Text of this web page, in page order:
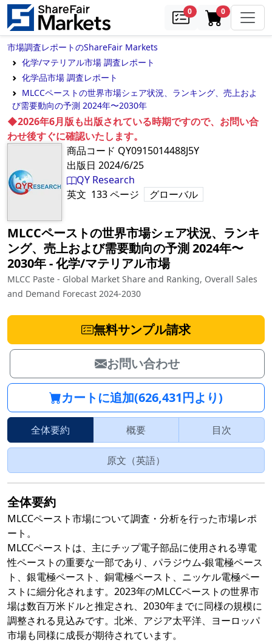
0samples0in cart
市場調査レポートのShareFair Markets
化学/マテリアル市場 調査レポート
化学品市場 調査レポート
MLCCペーストの世界市場シェア状況、ランキング、売上およ
び需要動向の予測 2024年〜2030年
◆2026年6月版も出版されている時期ですので、お問い合
わせ後すぐに確認いたします。
商品コード QY0915014488J5Y
出版日 2024/6/25
QY Research
英文 133ページ グローバル
MLCCペーストの世界市場シェア状況、ランキ
ング、売上および需要動向の予測 2024年〜
2030年‐化学/マテリアル市場
MLCC Paste - Global Market Share and Ranking, Overall Sales
and Demand Forecast 2024-2030
無料サンプル請求
お問い合わせ
カートに追加(626,431円より)
全体要約 概要 目次
原文（英語）
全体要約
MLCCペースト市場について調査・分析を行った市場レポ
ート。
MLCCペーストは、主にチップ電子部品に使用される導電
性ペーストの重要な一部であり、パラジウム-銀電極ペース
ト、銀電極ペースト、銅電極ペースト、ニッケル電極ペー
ストに細分化されます。2023年のMLCCペーストの世界市
場は数百万米ドルと推定され、2030年までに同様の規模に
調整される見込みです。北米、アジア太平洋、ヨーロッパ
市場も同様に成長が期待されています。